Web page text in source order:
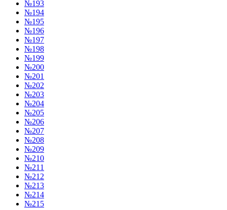
№193
№194
№195
№196
№197
№198
№199
№200
№201
№202
№203
№204
№205
№206
№207
№208
№209
№210
№211
№212
№213
№214
№215